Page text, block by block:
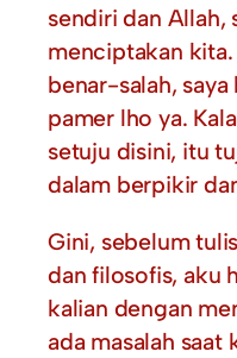
sendiri dan Allah,
menciptakan
benar-salah,
pamer lho ya.
setuju disini, itu
dalam berpikir
Gini, sebelum
dan filosofis, aku
kalian dengan
ada masalah